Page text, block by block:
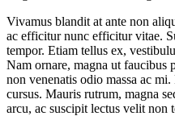
Vivamus blandit at ante non
ac efficitur nunc efficitur vitae.
tempor. Etiam tellus ex,
Nam ornare, magna ut faucibus
non venenatis odio massa ac
cursus. Mauris rutrum, magna
arcu, ac suscipit lectus velit non